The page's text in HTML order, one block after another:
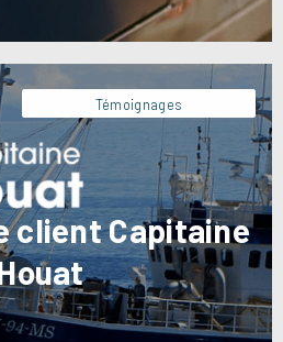
Témoignages
client Capitaine